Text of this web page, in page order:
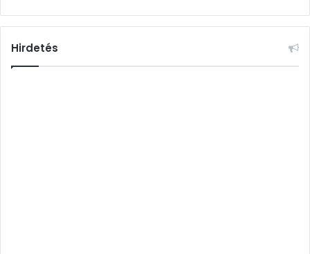
Hirdetés